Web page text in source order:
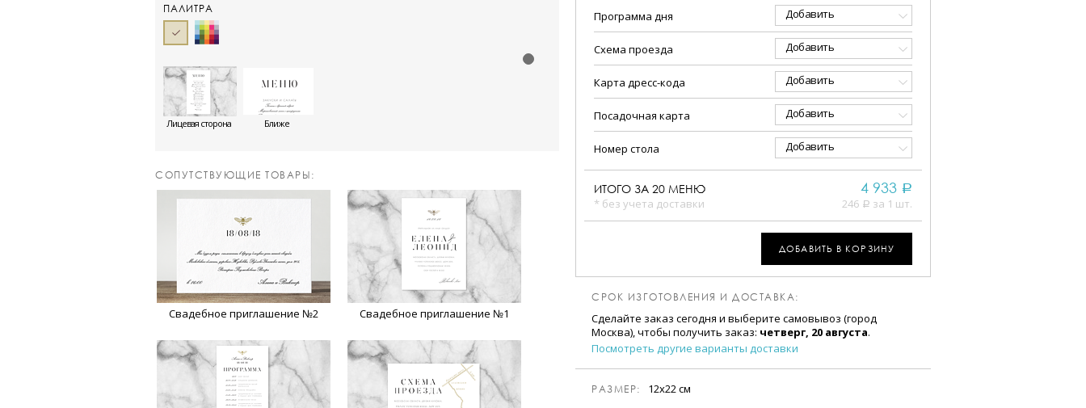
ПАЛИТРА
Лицевая сторона Ближе
CОПУТСТВУЮЩИЕ ТОВАРЫ:
Свадебное приглашение №2 Свадебное приглашение №1
Программа дня Добавить
Схема проезда Добавить
Карта дресс-кода Добавить
Посадочная карта Добавить
Номер стола Добавить
ИТОГО ЗА 20 МЕНЮ
* без учета доставки
4 933 a
246 a за 1 шт.
ДОБАВИТЬ В КОРЗИНУ
СРОК ИЗГОТОВЛЕНИЯ И ДОСТАВКА:
Сделайте заказ сегодня и выберите самовывоз (город
Москва), чтобы получить заказ: четверг, 20 августа.
Посмотреть другие варианты доставки
РАЗМЕР: 12х22 см